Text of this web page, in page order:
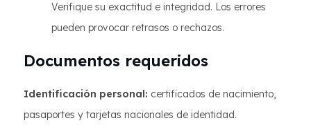
Verifique su exactitud e integridad. Los errores
pueden provocar retrasos o rechazos.
Documentos requeridos
Identificación personal: certificados de nacimiento,
pasaportes y tarjetas nacionales de identidad.